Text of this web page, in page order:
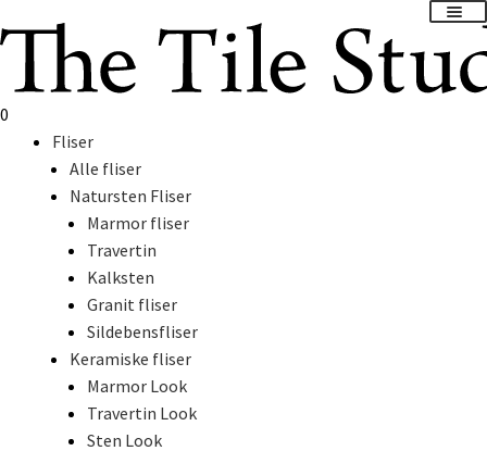
til
navigation
til
indhold
0
Fliser
Alle fliser
Natursten Fliser
Marmor fliser
Travertin
Kalksten
Granit fliser
Sildebensfliser
Keramiske fliser
Marmor Look
Travertin Look
Sten Look